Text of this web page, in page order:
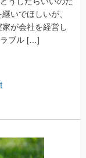
いでほしいが、
が会社を経営し
ラブル […]